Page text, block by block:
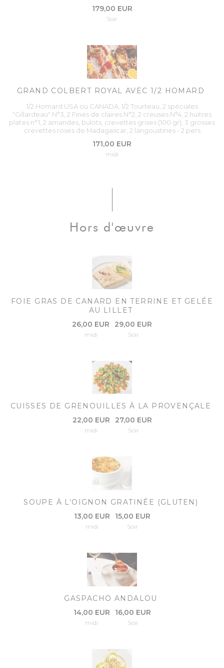
179,00 EUR
Soir
GRAND COLBERT ROYAL AVEC 1/2 HOMARD
1/2 Homard USA ou CANADA, 1/2 Tourteau, 2 spéciales
"Gillardeau" N°3, 2 Fines de claires N°2, 2 creuses N°4, 2 huitres
plates n°1, 2 amandes, bulots, crevettes grises (100 gr), 3 grosses
crevettes roses de Madagascar, 2 langoustines - 2 pers
171,00 EUR
midi
Hors d'œuvre
FOIE GRAS DE CANARD EN TERRINE ET GELÉE
AU LILLET
26,00 EUR
midi
29,00 EUR
Soir
CUISSES DE GRENOUILLES À LA PROVENÇALE
22,00 EUR
midi
27,00 EUR
Soir
SOUPE À L’OIGNON GRATINÉE (GLUTEN)
13,00 EUR
midi
15,00 EUR
Soir
GASPACHO ANDALOU
14,00 EUR
midi
16,00 EUR
Soir